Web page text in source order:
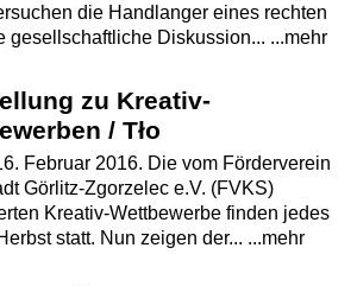
die Handlanger eines rechten
gesellschaftliche Diskussion... ...mehr
zu Kreativ-
/ Tło
Februar 2016. Die vom Förderverein
Görlitz-Zgorzelec e.V. (FVKS)
Kreativ-Wettbewerbe finden jedes
statt. Nun zeigen der... ...mehr